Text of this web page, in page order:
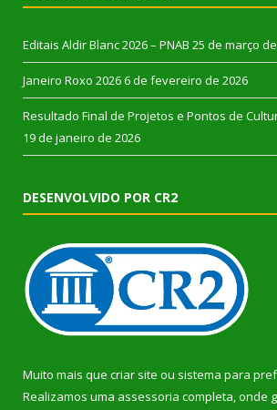
Editais Aldir Blanc 2026 – PNAB 25 de março
Janeiro Roxo 2026 6 de fevereiro de 2026
Resultado Final de Projetos e Pontos de
19 de janeiro de 2026
DESENVOLVIDO POR CR2
Muito mais que criar site ou sistema para
Realizamos uma assessoria completa, onde